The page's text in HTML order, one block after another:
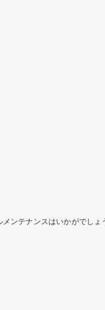
ンテナンスはいかがでしょ